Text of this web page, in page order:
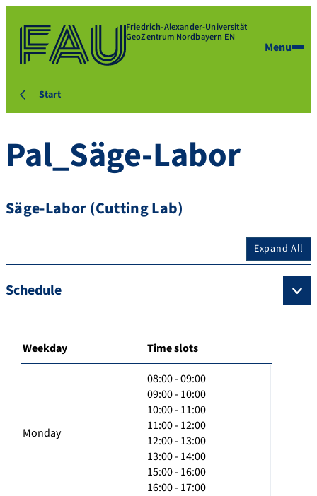
Friedrich-Alexander-Universität
GeoZentrum Nordbayern EN
Menu
Start
Pal_Säge-Labor
Säge-Labor (Cutting Lab)
Expand All
Schedule
Weekday Time slots
Monday
08:00 - 09:00
09:00 - 10:00
10:00 - 11:00
11:00 - 12:00
12:00 - 13:00
13:00 - 14:00
15:00 - 16:00
16:00 - 17:00